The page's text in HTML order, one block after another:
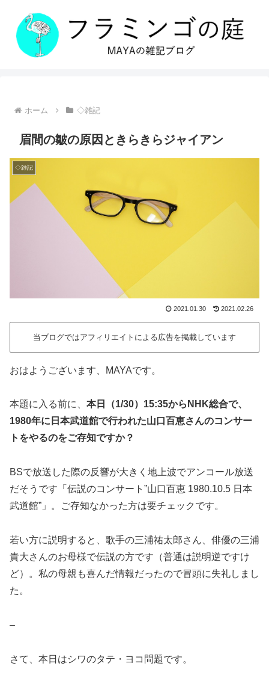
ホーム ◇雑記
眉間の皺の原因ときらきらジャイアン
◇雑記
2021.01.30 2021.02.26
当ブログではアフィリエイトによる広告を掲載しています
おはようございます、MAYAです。
本題に入る前に、 本日（1/30）15:35からNHK総合で、
1980年に日本武道館で行われた山口百恵さんのコンサー
トをやるのをご存知ですか？
BSで放送した際の反響が大きく地上波でアンコール放送
だそうです「伝説のコンサート”山口百恵 1980.10.5 日本
武道館”」。ご存知なかった方は要チェックです。
若い方に説明すると、歌手の三浦祐太郎さん、俳優の三浦
貴大さんのお母様で伝説の方です（普通は説明逆ですけ
ど）。私の母親も喜んだ情報だったので冒頭に失礼しまし
た。
–
さて、本日はシワのタテ・ヨコ問題です。